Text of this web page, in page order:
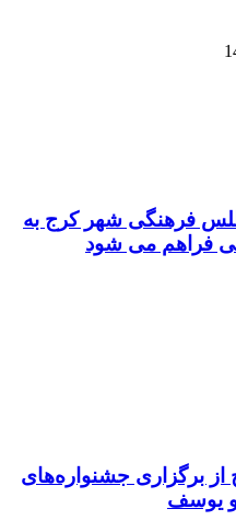
فرهنگی شهر کرج به
فراهم می شود‬
برگزاری جشنواره‌های
و یوسف